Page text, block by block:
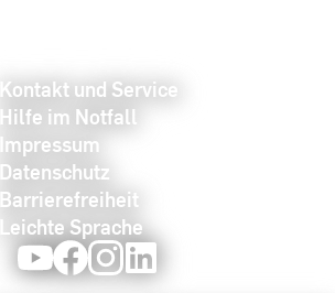
Kontakt und Service
Hilfe im Notfall
Impressum
Datenschutz
Barrierefreiheit
Leichte Sprache
YoutubeFacebookInstagram